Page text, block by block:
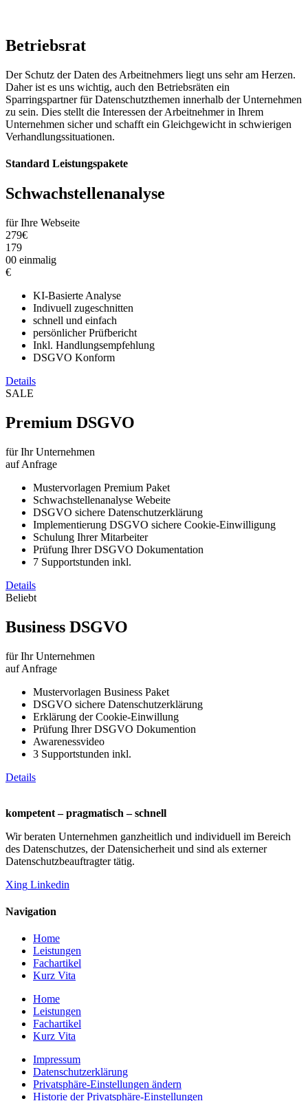
Betriebsrat
Der Schutz der Daten des Arbeitnehmers liegt uns sehr am Herzen.
Daher ist es uns wichtig, auch den Betriebsräten ein
Sparringspartner für Datenschutzthemen innerhalb der Unternehmen
zu sein. Dies stellt die Interessen der Arbeitnehmer in Ihrem
Unternehmen sicher und schafft ein Gleichgewicht in schwierigen
Verhandlungssituationen.
Standard Leistungspakete
Schwachstellenanalyse
für Ihre Webseite
279€
179
00 einmalig
€
KI-Basierte Analyse
Indivuell zugeschnitten
schnell und einfach
persönlicher Prüfbericht
Inkl. Handlungsempfehlung
DSGVO Konform
Details
SALE
Premium DSGVO
für Ihr Unternehmen
auf Anfrage
Mustervorlagen Premium Paket
Schwachstellenanalyse Webeite
DSGVO sichere Datenschutzerklärung
Implementierung DSGVO sichere Cookie-Einwilligung
Schulung Ihrer Mitarbeiter
Prüfung Ihrer DSGVO Dokumentation
7 Supportstunden inkl.
Details
Beliebt
Business DSGVO
für Ihr Unternehmen
auf Anfrage
Mustervorlagen Business Paket
DSGVO sichere Datenschutzerklärung
Erklärung der Cookie-Einwillung
Prüfung Ihrer DSGVO Dokumention
Awarenessvideo
3 Supportstunden inkl.
Details
kompetent – pragmatisch – schnell
Wir beraten Unternehmen ganzheitlich und individuell im Bereich
des Datenschutzes, der Datensicherheit und sind als externer
Datenschutzbeauftragter tätig.
Xing Linkedin
Navigation
Home
Leistungen
Fachartikel
Kurz Vita
Home
Leistungen
Fachartikel
Kurz Vita
Impressum
Datenschutzerklärung
Privatsphäre-Einstellungen ändern
Historie der Privatsphäre-Einstellungen